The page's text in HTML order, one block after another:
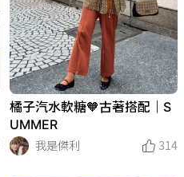
橘子汽水軟糖🧡古著搭配｜S
UMMER
我是傑利
314